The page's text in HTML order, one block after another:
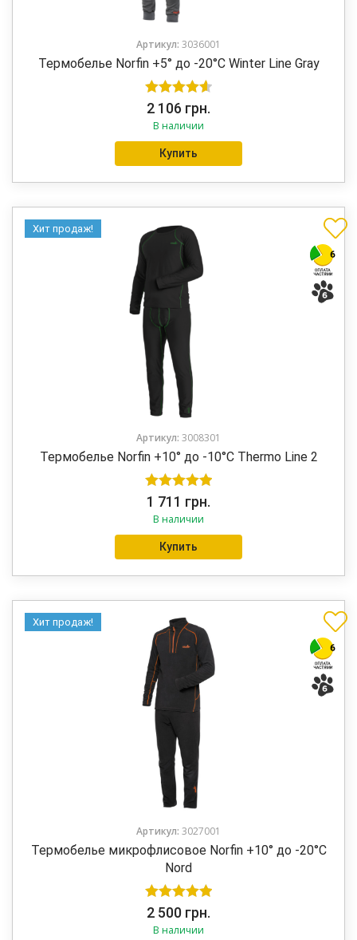
Артикул: 3036001
Термобелье Norfin +5° до -20°C Winter Line Gray
Оценка
4.63из 5
2 106 грн.
В наличии
Купить
Хит продаж!
Артикул: 3008301
Термобелье Norfin +10° до -10°C Thermo Line 2
Оценка5.00
из 5
1 711 грн.
В наличии
Купить
Хит продаж!
Артикул: 3027001
Термобелье микрофлисовое Norfin +10° до -20°C
Nord
Оценка5.00
из 5
2 500 грн.
В наличии